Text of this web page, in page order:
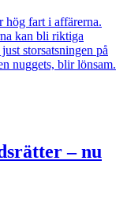
hög fart i affärerna.
kan bli riktiga
storsatsningen på
nuggets, blir lönsam.
– nu